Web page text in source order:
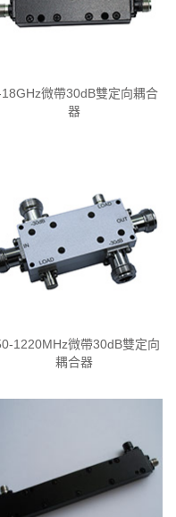
微帶30dB雙定向耦合
器
1220MHz微帶30dB雙定向
耦合器